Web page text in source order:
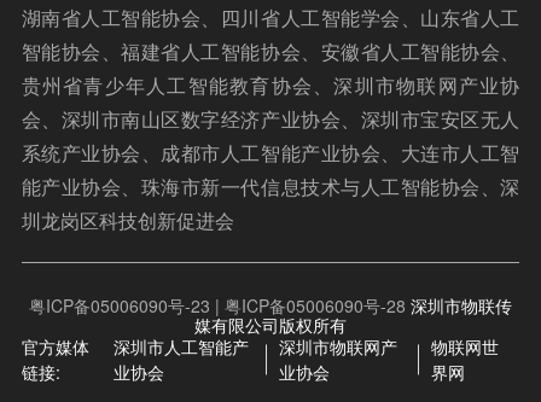
湖南省人工智能协会、四川省人工智能学会、山东省人工
智能协会、福建省人工智能协会、安徽省人工智能协会、
贵州省青少年人工智能教育协会、深圳市物联网产业协
会、深圳市南山区数字经济产业协会、深圳市宝安区无人
系统产业协会、成都市人工智能产业协会、大连市人工智
能产业协会、珠海市新一代信息技术与人工智能协会、深
圳龙岗区科技创新促进会
粤ICP备05006090号-23 | 粤ICP备05006090号-28 深圳市物联传
媒有限公司版权所有
官方媒体
链接:
深圳市人工智能产
业协会
深圳市物联网产
业协会
物联网世
界网